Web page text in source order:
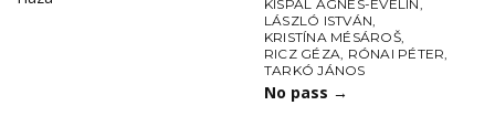
KISPÁL ÁGNES-EVELIN,
LÁSZLÓ ISTVÁN,
KRISTÍNA MÉSÁROŠ,
RICZ GÉZA, RÓNAI PÉTER,
TARKÓ JÁNOS
No pass →